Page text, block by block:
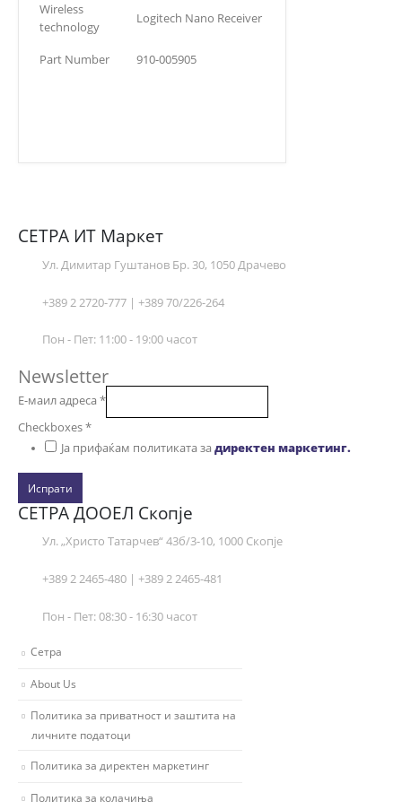
Wireless
technology
Logitech Nano Receiver
Part Number 910-005905
СЕТРА ИТ Маркет
Ул. Димитар Гуштанов Бр. 30, 1050 Драчево
+389 2 2720-777 | +389 70/226-264
Пон - Пет: 11:00 - 19:00 часот
Newsletter
Е-маил адреса*
Checkboxes*
Ја прифаќам политиката задиректен маркетинг.
Испрати
СЕТРА ДООЕЛ Скопје
Ул. „Христо Татарчев“ 43б/3-10, 1000 Скопје
+389 2 2465-480 | +389 2 2465-481
Пон - Пет: 08:30 - 16:30 часот
Сетра
About Us
Политика за приватност и заштита на
личните податоци
Политика за директен маркетинг
Политика за колачиња